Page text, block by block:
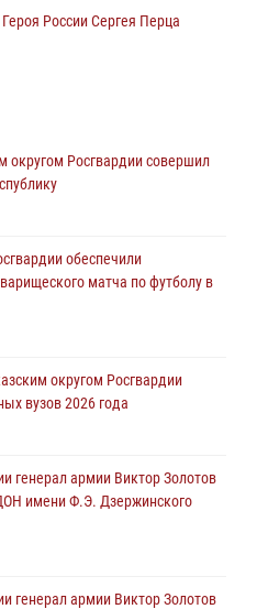
России Сергея Перца
подарки детям и помогли
расчеты Росгвардии и МЧС
ведомственная
вернуть горожанке пропавшую
Росгвардии совершил
обеспечили
матча по футболу в
округом Росгвардии
вузов 2026 года
генерал армии Виктор Золотов
имени Ф.Э. Дзержинского
генерал армии Виктор Золотов